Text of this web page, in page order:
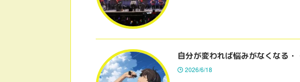
自分が変われば悩みがなくなる・
2026/6/18